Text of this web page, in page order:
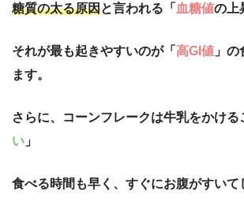
糖質の太る原因と言われる「 血糖値の上
それが最も起きやすいのが「 高GI値 」
ます。
さらに、コーンフレークは牛乳をかける
い 」
食べる時間も早く、すぐにお腹がすいて